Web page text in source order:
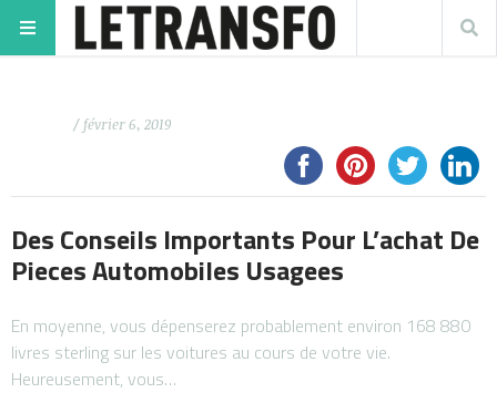
/ février 6, 2019
Des Conseils Importants Pour L’achat De
Pieces Automobiles Usagees
En moyenne, vous dépenserez probablement environ 168 880
livres sterling sur les voitures au cours de votre vie.
Heureusement, vous…